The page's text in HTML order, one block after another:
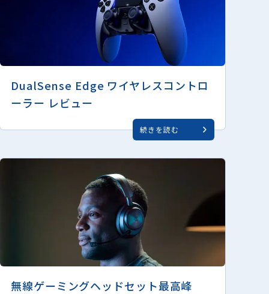
DualSense Edge ワイヤレスコントロ
ーラー レビュー
続きを読む
無線ゲーミングヘッドセット最高峰